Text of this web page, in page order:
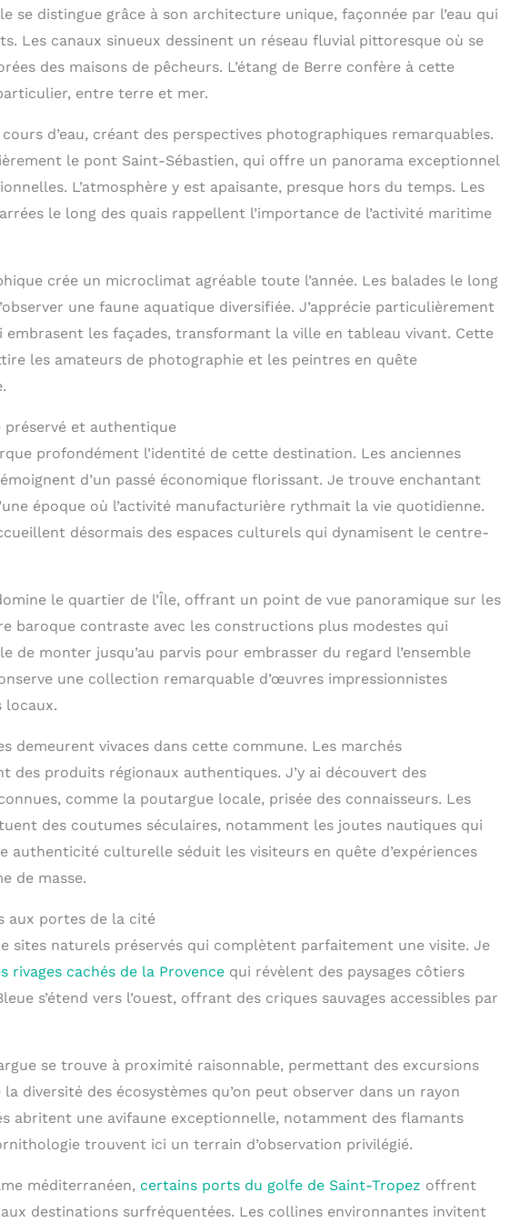
se distingue grâce à son architecture unique, façonnée par l’eau qui
Les canaux sinueux dessinent un réseau fluvial pittoresque où se
des maisons de pêcheurs. L’étang de Berre confère à cette
entre terre et mer.
d’eau, créant des perspectives photographiques remarquables.
le pont Saint-Sébastien, qui offre un panorama exceptionnel
L’atmosphère y est apaisante, presque hors du temps. Les
le long des quais rappellent l’importance de l’activité maritime
crée un microclimat agréable toute l’année. Les balades le long
une faune aquatique diversifiée. J’apprécie particulièrement
embrasent les façades, transformant la ville en tableau vivant. Cette
les amateurs de photographie et les peintres en quête
et authentique
profondément l’identité de cette destination. Les anciennes
d’un passé économique florissant. Je trouve enchantant
époque où l’activité manufacturière rythmait la vie quotidienne.
désormais des espaces culturels qui dynamisent le centre-
le quartier de l’Île, offrant un point de vue panoramique sur les
baroque contraste avec les constructions plus modestes qui
de monter jusqu’au parvis pour embrasser du regard l’ensemble
une collection remarquable d’œuvres impressionnistes
locaux.
demeurent vivaces dans cette commune. Les marchés
des produits régionaux authentiques. J’y ai découvert des
comme la poutargue locale, prisée des connaisseurs. Les
des coutumes séculaires, notamment les joutes nautiques qui
authenticité culturelle séduit les visiteurs en quête d’expériences
de masse.
aux portes de la cité
sites naturels préservés qui complètent parfaitement une visite. Je
rivages cachés de la Provencequi révèlent des paysages côtiers
s’étend vers l’ouest, offrant des criques sauvages accessibles par
se trouve à proximité raisonnable, permettant des excursions
la diversité des écosystèmes qu’on peut observer dans un rayon
abritent une avifaune exceptionnelle, notamment des flamants
trouvent ici un terrain d’observation privilégié.
méditerranéen, certains ports du golfe de Saint-Tropez offrent
destinations surfréquentées. Les collines environnantes invitent